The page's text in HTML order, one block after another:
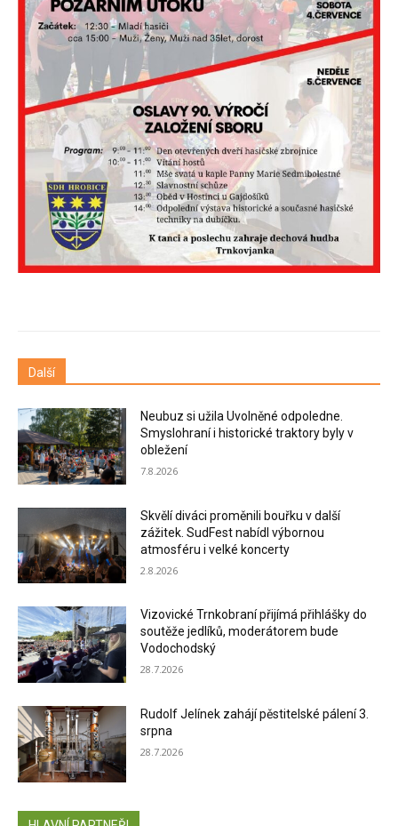
Další
Neubuz si užila Uvolněné odpoledne.
Smyslohraní i historické traktory byly v
obležení
7.8.2026
Skvělí diváci proměnili bouřku v další
zážitek. SudFest nabídl výbornou
atmosféru i velké koncerty
2.8.2026
Vizovické Trnkobraní přijímá přihlášky do
soutěže jedlíků, moderátorem bude
Vodochodský
28.7.2026
Rudolf Jelínek zahájí pěstitelské pálení 3.
srpna
28.7.2026